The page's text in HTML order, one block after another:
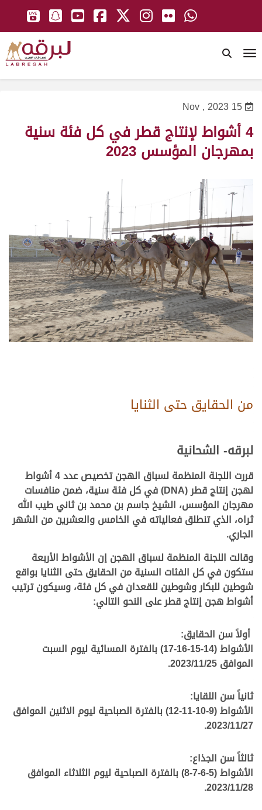
15 Nov , 2023
4 أشواط لإنتاج قطر في كل فئة سنية
بمهرجان المؤسس 2023
من الحقايق حتى الثنايا
لبرقه- الشحانية
قررت اللجنة المنظمة لسباق الهجن تخصيص عدد 4 أشواط
لهجن إنتاج قطر (DNA) في كل فئة سنية، ضمن منافسات
مهرجان المؤسس، الشيخ جاسم بن محمد بن ثاني طيب الله
ثراه، الذي تنطلق فعالياته في الخامس والعشرين من الشهر
الجاري.
وقالت اللجنة المنظمة لسباق الهجن إن الأشواط الأربعة
ستكون في كل الفئات السنية من الحقايق حتى الثنايا بواقع
شوطين للبكار وشوطين للقعدان في كل فئة، وسيكون ترتيب
أشواط هجن إنتاج قطر على النحو التالي:
أولاً سن الحقايق:
الأشواط (14-15-16-17) بالفترة المسائية ليوم السبت
الموافق 2023/11/25.
ثانياً سن اللقايا:
الأشواط (9-10-11-12) بالفترة الصباحية ليوم الاثنين الموافق
2023/11/27.
ثالثاً سن الجذاع:
الأشواط (5-6-7-8) بالفترة الصباحية ليوم الثلاثاء الموافق
2023/11/28.